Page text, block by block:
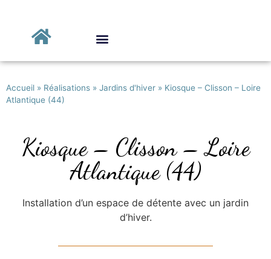
Accueil » Réalisations » Jardins d'hiver » Kiosque – Clisson – Loire
Atlantique (44)
Kiosque – Clisson – Loire
Atlantique (44)
Installation d’un espace de détente avec un jardin
d’hiver.